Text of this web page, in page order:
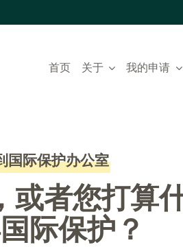
首页 关于 我的申请
国际保护办公室
或者您打算
际保护？